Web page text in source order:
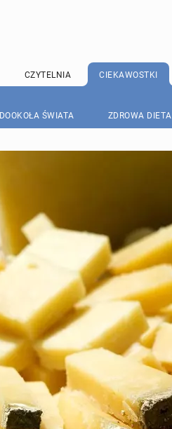
CZYTELNIA CIEKAWOSTKI
DOOKOŁA ŚWIATA ZDROWA DIETA